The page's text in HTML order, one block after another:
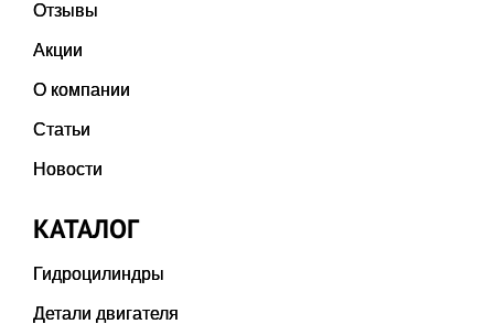
Отзывы
Акции
О компании
Статьи
Новости
КАТАЛОГ
Гидроцилиндры
Детали двигателя